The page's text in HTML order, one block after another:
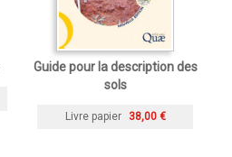
Guide pour la description des
sols
Livre papier 38,00 €